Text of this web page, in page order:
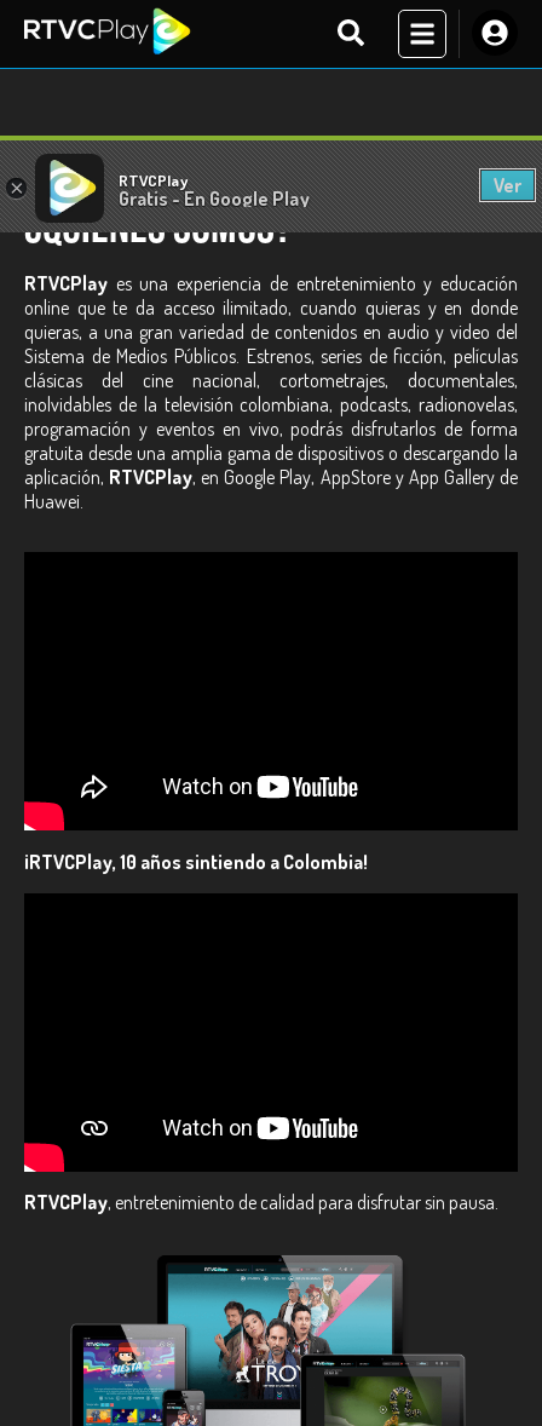
× RTVCPlay
Gratis - En Google Play
Ver
¿Quiénes Somos?
RTVCPlay es una experiencia de entretenimiento y educación
online que te da acceso ilimitado, cuando quieras y en donde
quieras, a una gran variedad de contenidos en audio y video del
Sistema de Medios Públicos. Estrenos, series de ficción, películas
clásicas del cine nacional, cortometrajes, documentales,
inolvidables de la televisión colombiana, podcasts, radionovelas,
programación y eventos en vivo, podrás disfrutarlos de forma
gratuita desde una amplia gama de dispositivos o descargando la
aplicación, RTVCPlay, en Google Play, AppStore y App Gallery de
Huawei.
¡RTVCPlay, 10 años sintiendo a Colombia!
RTVCPlay, entretenimiento de calidad para disfrutar sin pausa.